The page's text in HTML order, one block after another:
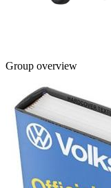
Group overview